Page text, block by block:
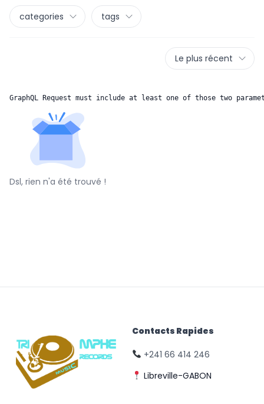
categories tags
Le plus récent
GraphQL Request must include at least one of those two
Dsl, rien n'a été trouvé !
Contacts Rapides
+241 66 414 246
Libreville-GABON